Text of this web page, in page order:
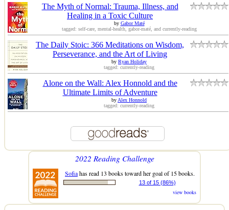
The Myth of Normal: Trauma, Illness, and
Healing in a Toxic Culture
by Gabor Maté
tagged: self-care, mental-health, gabor-maté, and currently-reading
The Daily Stoic: 366 Meditations on Wisdom,
Perseverance, and the Art of Living
by Ryan Holiday
tagged: currently-reading
Alone on the Wall: Alex Honnold and the
Ultimate Limits of Adventure
byAlex Honnold
tagged: currently-reading
2022 Reading Challenge
Sofiahas read 13 books toward her goal of 15 books.
13 of 15 (86%)
view books